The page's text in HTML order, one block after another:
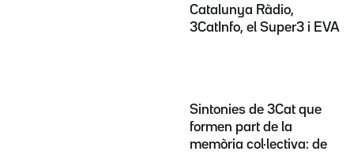
Catalunya Ràdio,
3CatInfo, el Super3 i EVA
Sintonies de 3Cat que
formen part de la
memòria col·lectiva: de